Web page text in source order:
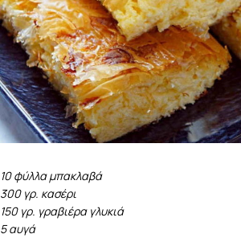
10 φύλλα μπακλαβά
300 γρ. κασέρι
150 γρ. γραβιέρα γλυκιά
5 αυγά